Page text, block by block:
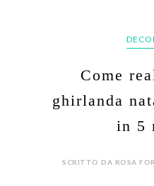
Come
ghirlanda
in 5
SCRITTO DA ROSA